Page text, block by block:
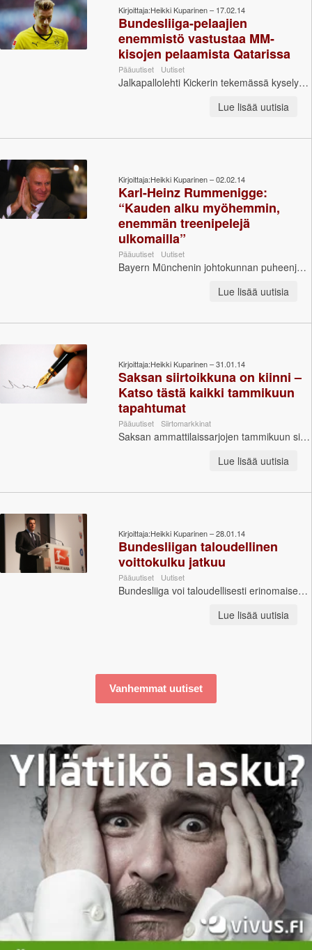
Kirjoittaja:Heikki Kuparinen – 17.02.14
Bundesliiga-pelaajien
enemmistö vastustaa MM-
kisojen pelaamista Qatarissa
Pääuutiset Uutiset
Jalkapallolehti Kickerin tekemässä kyselyssä on paljastunut, että yli 60 prosenttia Bundesliiga-pelaajista vastustaa vuoden 2022 jalkapallon MM-...
Lue lisää uutisia
Kirjoittaja:Heikki Kuparinen – 02.02.14
Karl-Heinz Rummenigge:
“Kauden alku myöhemmin,
enemmän treenipelejä
ulkomailla”
Pääuutiset Uutiset
Bayern Münchenin johtokunnan puheenjohtaja Karl-Heinz Rummenigge ehdottaa Bundesliigan kauden alun siirtämistä kaksi viikkoa myöhemmäksi. Samal...
Lue lisää uutisia
Kirjoittaja:Heikki Kuparinen – 31.01.14
Saksan siirtoikkuna on kiinni –
Katso tästä kaikki tammikuun
tapahtumat
Pääuutiset Siirtomarkkinat
Saksan ammattilaissarjojen tammikuun siirtoikkuna on pamahtanut kiinni. Bundesliiga.com seurasi siirtomarkkinoita aktiivisesti koko tammikuun ajan. Ko...
Lue lisää uutisia
Kirjoittaja:Heikki Kuparinen – 28.01.14
Bundesliigan taloudellinen
voittokulku jatkuu
Pääuutiset Uutiset
Bundesliiga voi taloudellisesti erinomaisen hyvin. Liiga teki uuden liikevaihtoennätyksensä jo yhdeksännellä kaudella peräkkäin. Bundesliigan ta...
Lue lisää uutisia
Vanhemmat uutiset